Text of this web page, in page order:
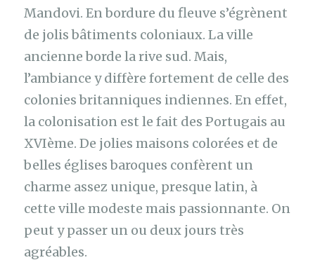
Mandovi. En bordure du fleuve s’égrènent
de jolis bâtiments coloniaux. La ville
ancienne borde la rive sud. Mais,
l’ambiance y diffère fortement de celle des
colonies britanniques indiennes. En effet,
la colonisation est le fait des Portugais au
XVIème. De jolies maisons colorées et de
belles églises baroques confèrent un
charme assez unique, presque latin, à
cette ville modeste mais passionnante. On
peut y passer un ou deux jours très
agréables.